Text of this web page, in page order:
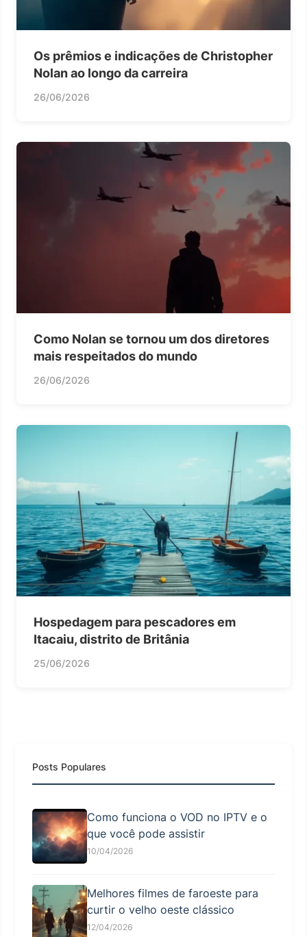
Os prêmios e indicações de Christopher
Nolan ao longo da carreira
26/06/2026
Como Nolan se tornou um dos diretores
mais respeitados do mundo
26/06/2026
Hospedagem para pescadores em
Itacaiu, distrito de Britânia
25/06/2026
Posts Populares
Como funciona o VOD no IPTV e o
que você pode assistir
10/04/2026
Melhores filmes de faroeste para
curtir o velho oeste clássico
12/04/2026